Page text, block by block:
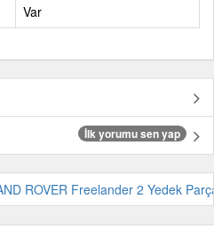
Var
İlk yorumu sen yap
ROVER Freelander 2 Yedek